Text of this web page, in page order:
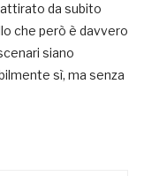
da subito
che però è davvero
siano
sì, ma senza